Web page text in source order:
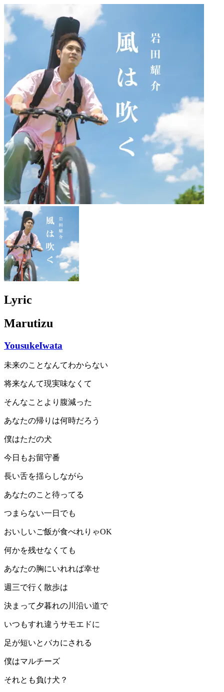
Lyric
Marutizu
YousukeIwata
未来のことなんてわからない
将来なんて現実味なくて
そんなことより腹減った
あなたの帰りは何時だろう
僕はただの犬
今日もお留守番
長い舌を揺らしながら
あなたのこと待ってる
つまらない一日でも
おいしいご飯が食べれりゃOK
何かを残せなくても
あなたの胸にいれれば幸せ
週三で行く散歩は
決まって夕暮れの川沿い道で
いつもすれ違うサモエドに
足が短いとバカにされる
僕はマルチーズ
それとも負け犬？